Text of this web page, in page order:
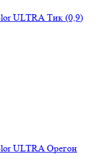
ULTRA Тик (0,9)
ULTRA Орегон